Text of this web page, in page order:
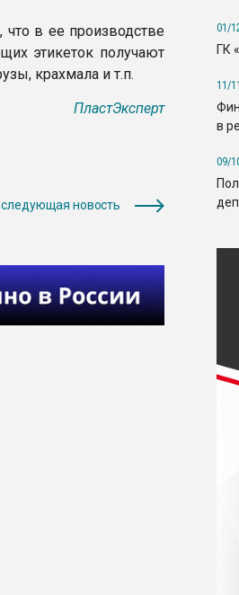
в ее производстве
этикеток получают
крахмала и т.п.
ПластЭксперт
следующая новость
01/
ГК
11/
в
09/